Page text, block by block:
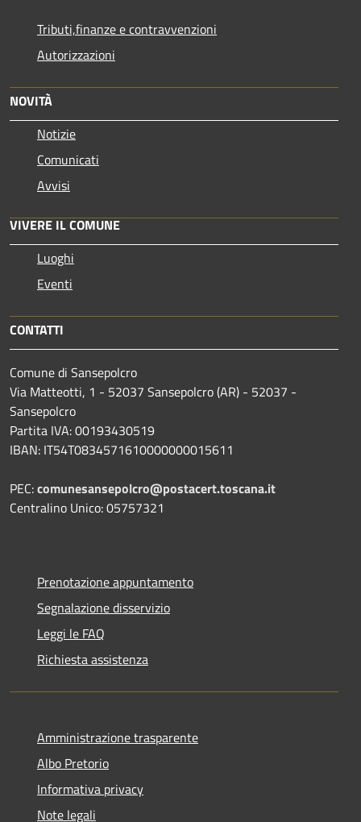
Tributi,finanze e contravvenzioni
Autorizzazioni
NOVITÀ
Notizie
Comunicati
Avvisi
VIVERE IL COMUNE
Luoghi
Eventi
CONTATTI
Comune di Sansepolcro
Via Matteotti, 1 - 52037 Sansepolcro (AR) - 52037 -
Sansepolcro
Partita IVA: 00193430519
IBAN: IT54T0834571610000000015611
PEC:comunesansepolcro@postacert.toscana.it
Centralino Unico: 05757321
Prenotazione appuntamento
Segnalazione disservizio
Leggi le FAQ
Richiesta assistenza
Amministrazione trasparente
Albo Pretorio
Informativa privacy
Note legali